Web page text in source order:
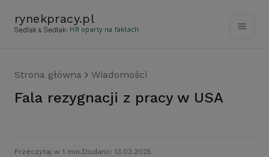
rynekpracy.pl
- HR oparty na faktach
Strona główna Wiadomości
Fala rezygnacji z pracy w USA
Przeczytaj w 1 min. Dodano: 13.03.2025